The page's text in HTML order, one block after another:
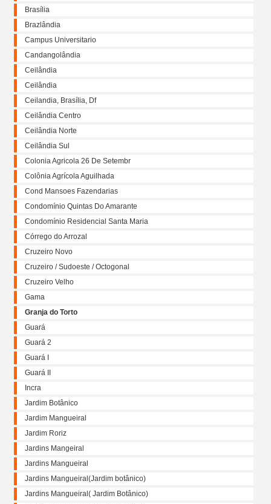
Brasília
Brazlândia
Campus Universitario
Candangolândia
Ceilândia
Ceilândia
Ceilandia, Brasília, Df
Ceilândia Centro
Ceilândia Norte
Ceilândia Sul
Colonia Agricola 26 De Setembr
Colônia Agrícola Aguilhada
Cond Mansoes Fazendarias
Condomínio Quintas Do Amarante
Condomínio Residencial Santa Maria
Córrego do Arrozal
Cruzeiro Novo
Cruzeiro / Sudoeste / Octogonal
Cruzeiro Velho
Gama
Granja do Torto
Guará
Guará 2
Guará I
Guará II
Incra
Jardim Botânico
Jardim Mangueiral
Jardim Roriz
Jardins Mangeiral
Jardins Mangueiral
Jardins Mangueiral(Jardim botânico)
Jardins Mangueiral( Jardim Botânico)